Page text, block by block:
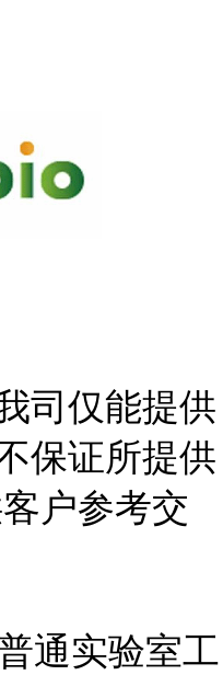
司仅能提供
保证所提供
户参考交
通实验室工